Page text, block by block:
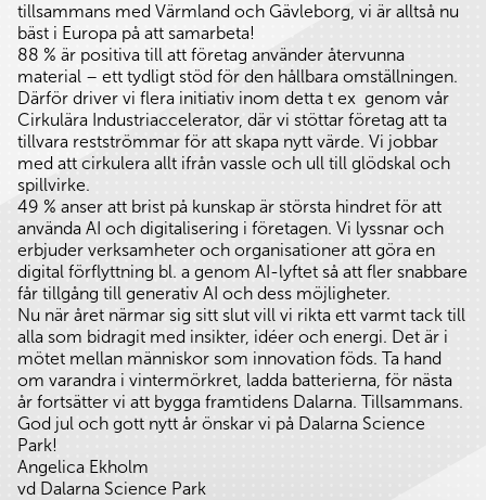
tillsammans med Värmland och Gävleborg, vi är alltså nu
bäst i Europa på att samarbeta!
88 % är positiva till att företag använder återvunna
material – ett tydligt stöd för den hållbara omställningen.
Därför driver vi flera initiativ inom detta t ex genom vår
Cirkulära Industriaccelerator, där vi stöttar företag att ta
tillvara restströmmar för att skapa nytt värde. Vi jobbar
med att cirkulera allt ifrån vassle och ull till glödskal och
spillvirke.
49 % anser att brist på kunskap är största hindret för att
använda AI och digitalisering i företagen. Vi lyssnar och
erbjuder verksamheter och organisationer att göra en
digital förflyttning bl. a genom AI-lyftet så att fler snabbare
får tillgång till generativ AI och dess möjligheter.
Nu när året närmar sig sitt slut vill vi rikta ett varmt tack till
alla som bidragit med insikter, idéer och energi. Det är i
mötet mellan människor som innovation föds. Ta hand
om varandra i vintermörkret, ladda batterierna, för nästa
år fortsätter vi att bygga framtidens Dalarna. Tillsammans.
God jul och gott nytt år önskar vi på Dalarna Science
Park!
Angelica Ekholm
vd Dalarna Science Park